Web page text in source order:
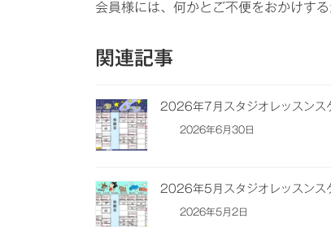
会員様には、何かとご不便をおかけす
関連記事
2026年7月スタジオレッスンス
2026年6月30日
2026年5月スタジオレッスンス
2026年5月2日